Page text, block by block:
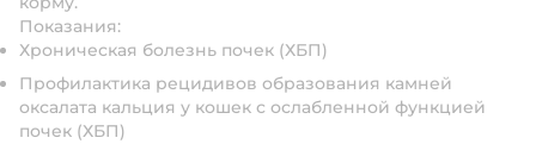
Показания:
Хроническая болезнь почек (ХБП)
Профилактика рецидивов образования камней
оксалата кальция у кошек с ослабленной функцией
почек (ХБП)